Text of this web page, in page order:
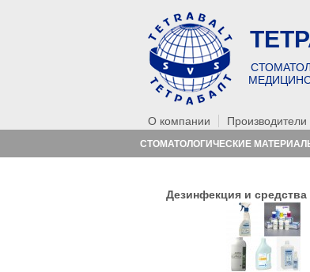
О компании Производители
СТОМАТОЛОГИЧЕСКИЕ
Дезинфекция и средства